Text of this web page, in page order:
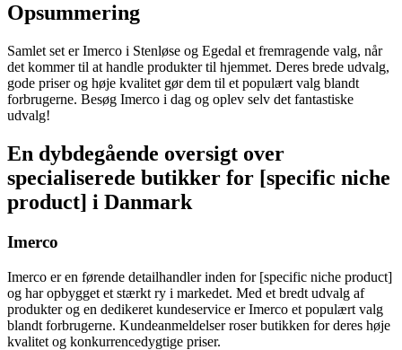
Opsummering
Samlet set er Imerco i Stenløse og Egedal et fremragende valg, når
det kommer til at handle produkter til hjemmet. Deres brede udvalg,
gode priser og høje kvalitet gør dem til et populært valg blandt
forbrugerne. Besøg Imerco i dag og oplev selv det fantastiske
udvalg!
En dybdegående oversigt over
specialiserede butikker for [specific niche
product] i Danmark
Imerco
Imerco er en førende detailhandler inden for [specific niche product]
og har opbygget et stærkt ry i markedet. Med et bredt udvalg af
produkter og en dedikeret kundeservice er Imerco et populært valg
blandt forbrugerne. Kundeanmeldelser roser butikken for deres høje
kvalitet og konkurrencedygtige priser.